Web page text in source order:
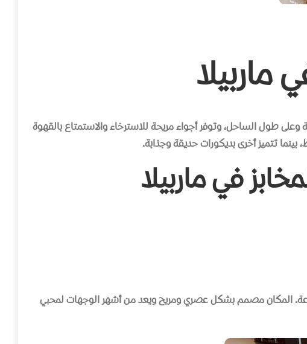
ماربيلا
وعلى طول الساحل، وتوفر أجواء مريحة للاسترخاء والاستمتاع بالقهوة
تتميز أخرى بديكورات حديقة وجذابة.
في ماربيلا
.المكان مصمم بشكل عصري ومريح ويعد من أشهر الوجهات لمحبي